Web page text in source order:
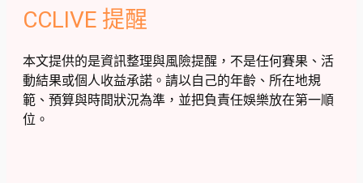
CCLIVE 提醒
本文提供的是資訊整理與風險提醒，不是任何賽果、活
動結果或個人收益承諾。請以自己的年齡、所在地規
範、預算與時間狀況為準，並把負責任娛樂放在第一順
位。